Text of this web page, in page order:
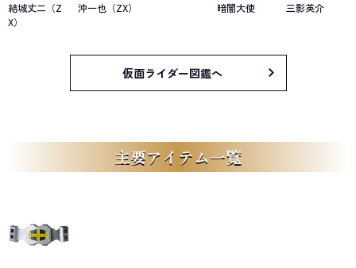
結城丈二（Z
X）
沖一也（ZX） 暗闇大使 三影英介
仮面ライダー図鑑へ
主要アイテム一覧